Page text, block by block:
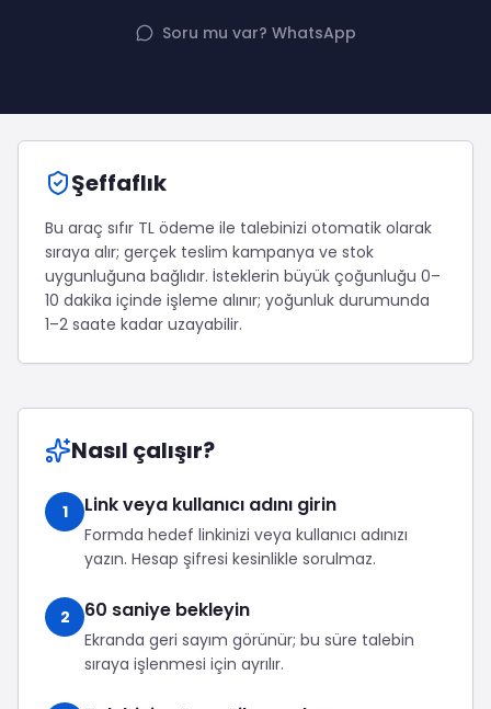
Twitter (X) Takipçi Satın Al
Tümünü Gör
YouTube
YouTube Beğeni Satın Al
YouTube Yorum Satın Al
Tümünü Gör
Facebook
Facebook Beğeni Satın Al
Facebook Yorum Satın Al
X (Twitter) Ücretsiz Beğeni
Facebook Araçları
LinkedIn Araçları
Telegram Araçları
SoundCloud Araçları
Snapchat Araçları
Tümünü Gör
Soru mu var? WhatsApp
Şeffaflık
Bu araç sıfır TL ödeme ile talebinizi otomatik olarak
sıraya alır; gerçek teslim kampanya ve stok
uygunluğuna bağlıdır. İsteklerin büyük çoğunluğu 0–
10 dakika içinde işleme alınır; yoğunluk durumunda
1–2 saate kadar uzayabilir.
Nasıl çalışır?
1 Link veya kullanıcı adını girin
Formda hedef linkinizi veya kullanıcı adınızı
yazın. Hesap şifresi kesinlikle sorulmaz.
2 60 saniye bekleyin
Ekranda geri sayım görünür; bu süre talebin
sıraya işlenmesi için ayrılır.